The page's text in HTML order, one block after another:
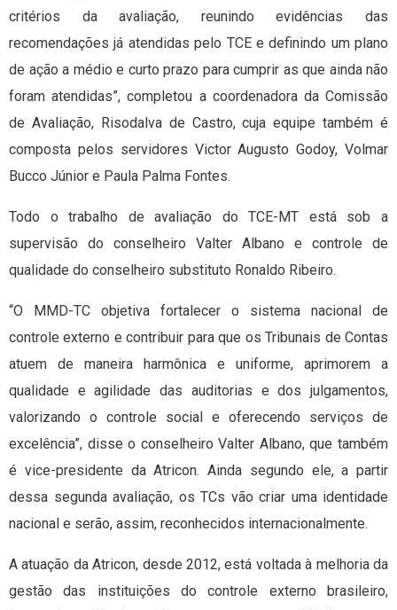
critérios da avaliação, reunindo evidências das
recomendações já atendidas pelo TCE e definindo um plano
de ação a médio e curto prazo para cumprir as que ainda não
foram atendidas”, completou a coordenadora da Comissão
de Avaliação, Risodalva de Castro, cuja equipe também é
composta pelos servidores Victor Augusto Godoy, Volmar
Bucco Júnior e Paula Palma Fontes.
Todo o trabalho de avaliação do TCE-MT está sob a
supervisão do conselheiro Valter Albano e controle de
qualidade do conselheiro substituto Ronaldo Ribeiro.
“O MMD-TC objetiva fortalecer o sistema nacional de
controle externo e contribuir para que os Tribunais de Contas
atuem de maneira harmônica e uniforme, aprimorem a
qualidade e agilidade das auditorias e dos julgamentos,
valorizando o controle social e oferecendo serviços de
excelência”, disse o conselheiro Valter Albano, que também
é vice-presidente da Atricon. Ainda segundo ele, a partir
dessa segunda avaliação, os TCs vão criar uma identidade
nacional e serão, assim, reconhecidos internacionalmente.
A atuação da Atricon, desde 2012, está voltada à melhoria da
gestão das instituições do controle externo brasileiro,